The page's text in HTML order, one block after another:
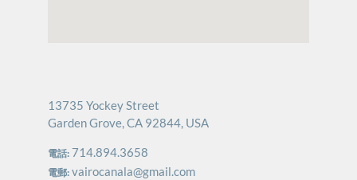
13735 Yockey Street
Garden Grove, CA 92844, USA
電話: 714.894.3658
電郵: vairocanala@gmail.com